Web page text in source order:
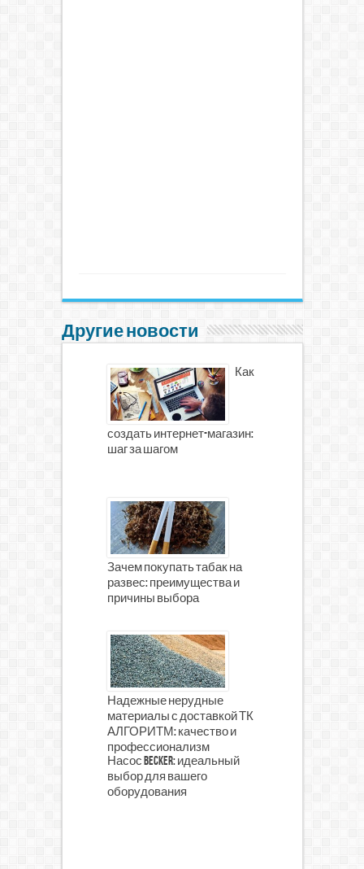
Другие новости
Как
создать интернет-магазин:
шаг за шагом
Зачем покупать табак на
развес: преимущества и
причины выбора
Надежные нерудные
материалы с доставкой ТК
АЛГОРИТМ: качество и
профессионализм
Насос Becker: идеальный
выбор для вашего
оборудования